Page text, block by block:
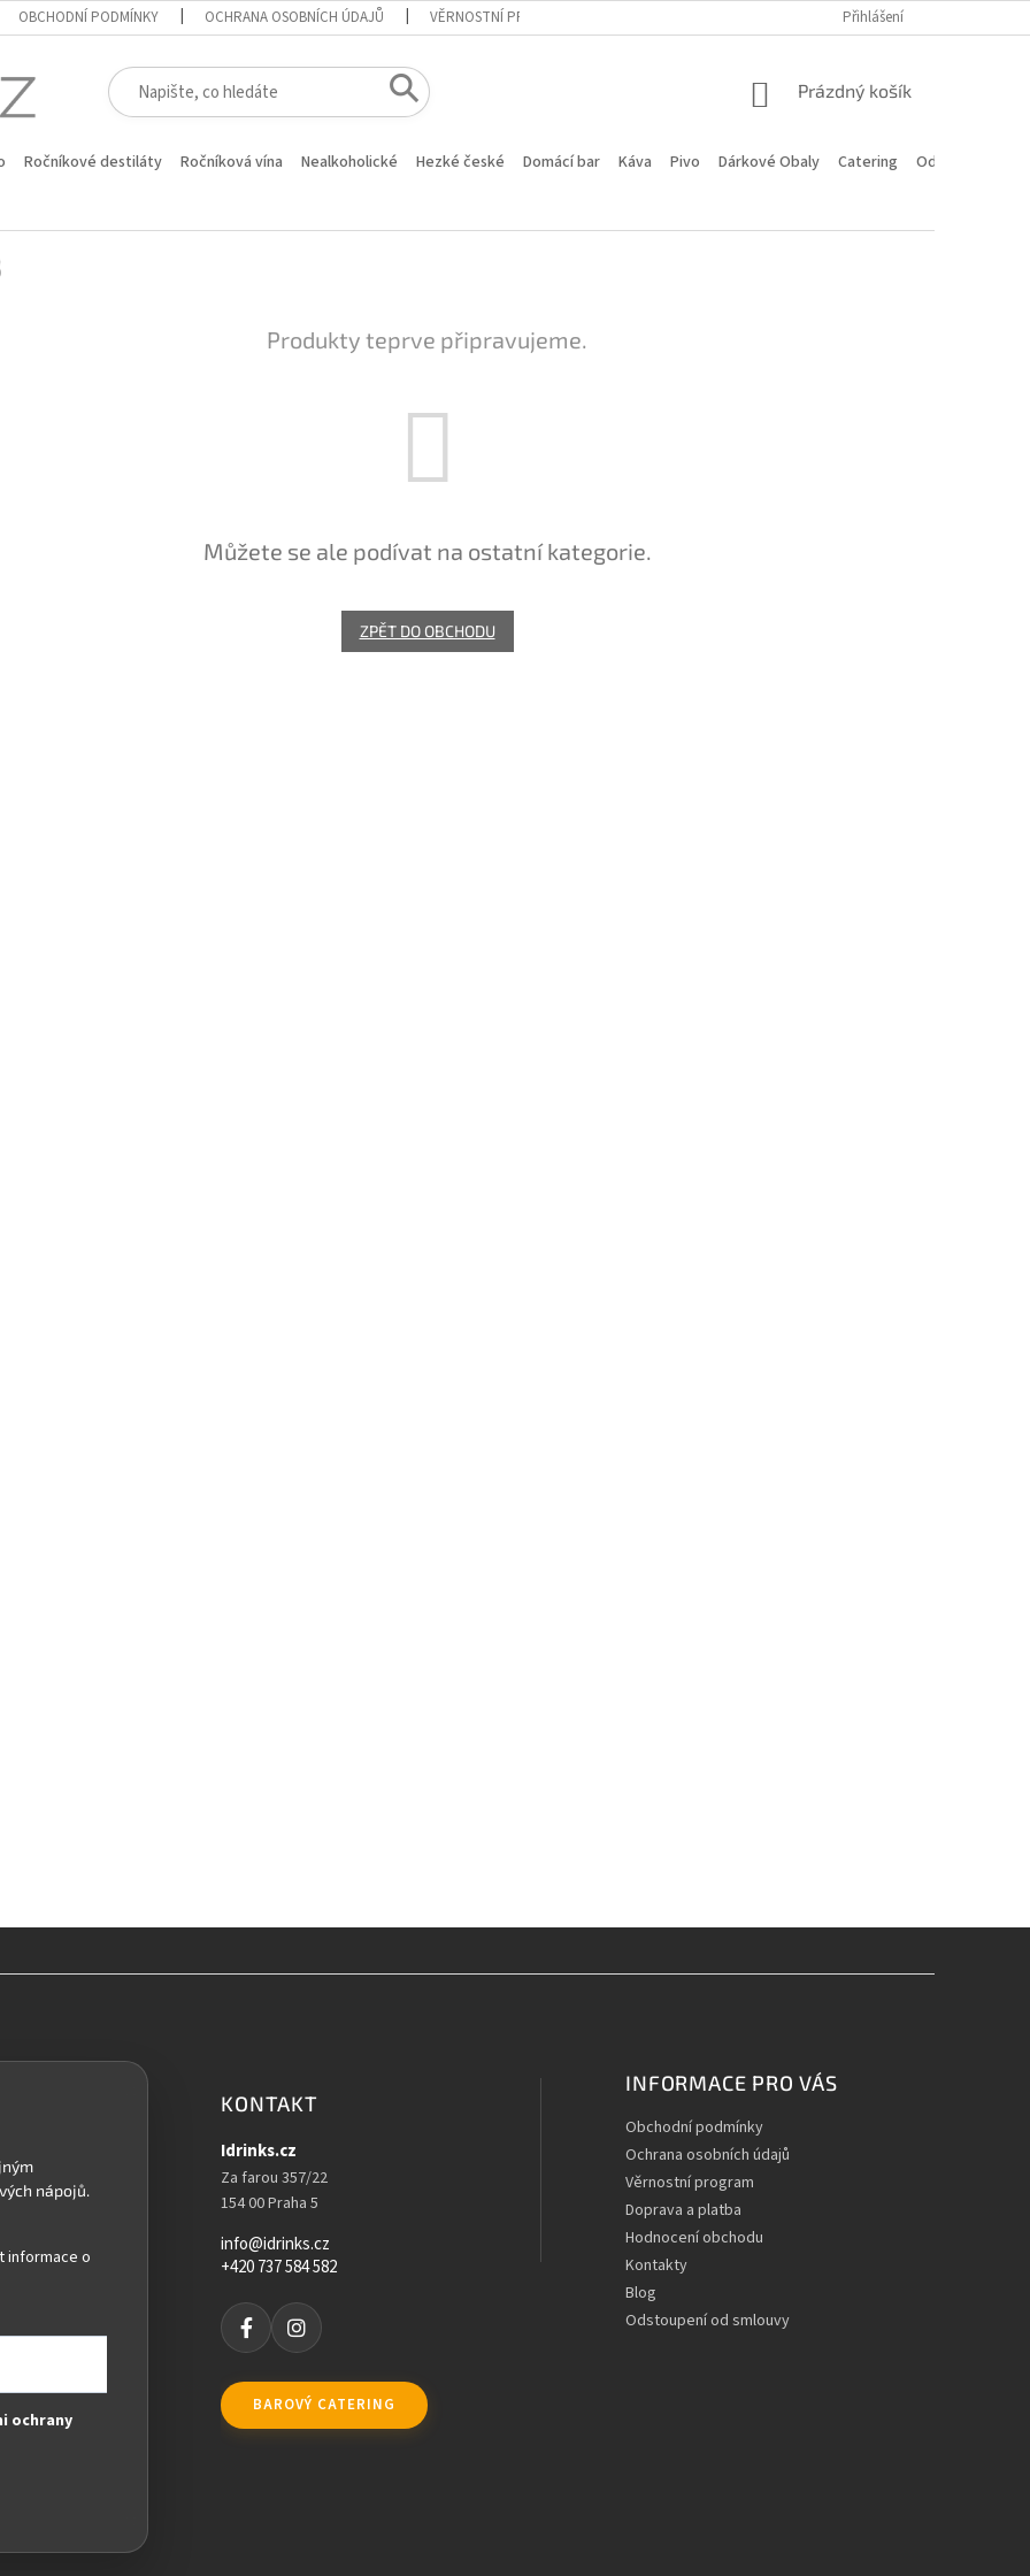
OBCHODNÍ PODMÍNKY OCHRANA OSOBNÍCH ÚDAJŮ VĚRNOSTNÍ PROGRAM HODNOCENÍ OBCHODU
Přihlášení
NÁKUPNÍ
Prázdný košík
Ročníkové destiláty Ročníková vína Nealkoholické Hezké české Domácí bar Káva Pivo Dárkové Obaly Catering
Odstoupení od
Produkty teprve připravujeme.
Můžete se ale podívat na ostatní kategorie.
ZPĚT DO OBCHODU
informace o
ochrany
KONTAKT
Idrinks.cz
Za farou 357/22
154 00 Praha 5
info@idrinks.cz
+420 737 584 582
BAROVÝ CATERING
INFORMACE PRO VÁS
Obchodní podmínky
Ochrana osobních údajů
Věrnostní program
Doprava a platba
Hodnocení obchodu
Kontakty
Blog
Odstoupení od smlouvy